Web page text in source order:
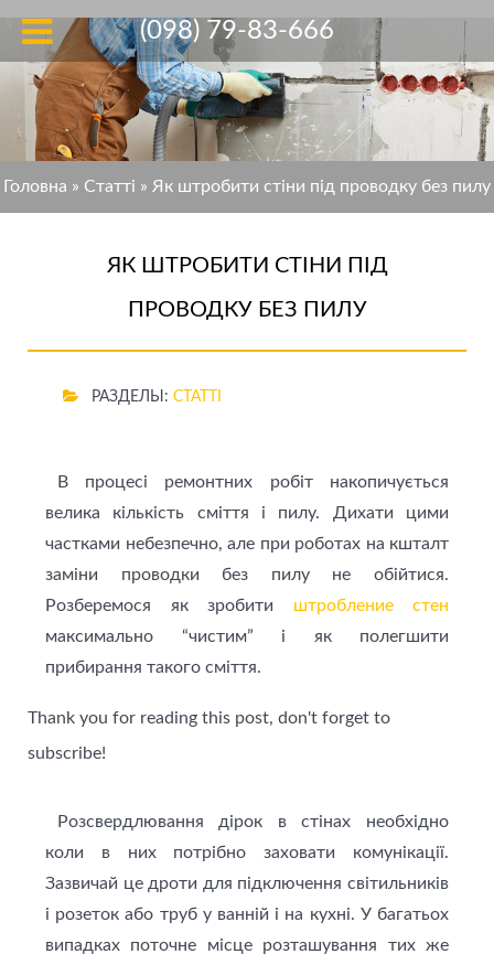
Головна » Статті » Як штробити стіни під проводку без пилу
ЯК ШТРОБИТИ СТІНИ ПІД
ПРОВОДКУ БЕЗ ПИЛУ
РАЗДЕЛЫ: СТАТТІ
В процесі ремонтних робіт накопичується
велика кількість сміття і пилу. Дихати цими
частками небезпечно, але при роботах на кшталт
заміни проводки без пилу не обійтися.
Розберемося як зробити штробление стен
максимально “чистим” і як полегшити
прибирання такого сміття.
Thank you for reading this post, don't forget to
subscribe!
Розсвердлювання дірок в стінах необхідно
коли в них потрібно заховати комунікації.
Зазвичай це дроти для підключення світильників
і розеток або труб у ванній і на кухні. У багатьох
випадках поточне місце розташування тих же
(098) 79-83-666